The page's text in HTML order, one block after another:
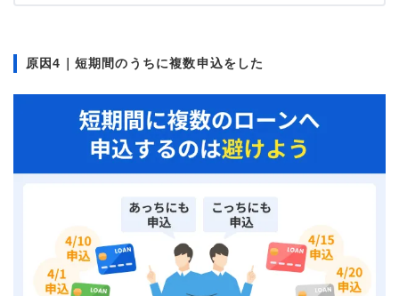
原因4｜短期間のうちに複数申込をした